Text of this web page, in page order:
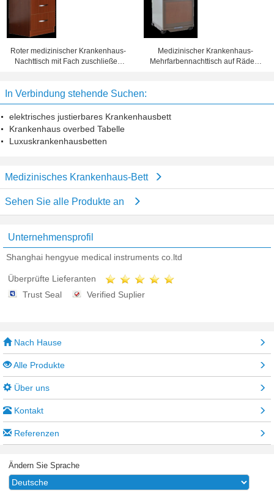
Roter medizinischer Krankenhaus-
Nachttisch mit Fach zuschließen
Medizinischer Krankenhaus-
Mehrfarbennachttisch auf Rädern
In Verbindung stehende Suchen:
elektrisches justierbares Krankenhausbett
Krankenhaus overbed Tabelle
Luxuskrankenhausbetten
Medizinisches Krankenhaus-Bett
Sehen Sie alle Produkte an
Unternehmensprofil
Shanghai hengyue medical instruments co.ltd
Überprüfte Lieferanten
Trust Seal
Verified Suplier
Nach Hause
Alle Produkte
Über uns
Kontakt
Referenzen
Ändern Sie Sprache